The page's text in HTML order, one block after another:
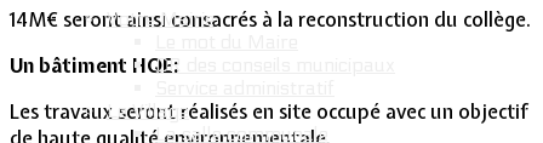
Votre Mairie
CR des conseils municipaux
Le Village
La salle communale
14M€ seront ainsi consacrés à la reconstruction du collège.
Un bâtiment HQE:
Les travaux seront réalisés en site occupé avec un objectif